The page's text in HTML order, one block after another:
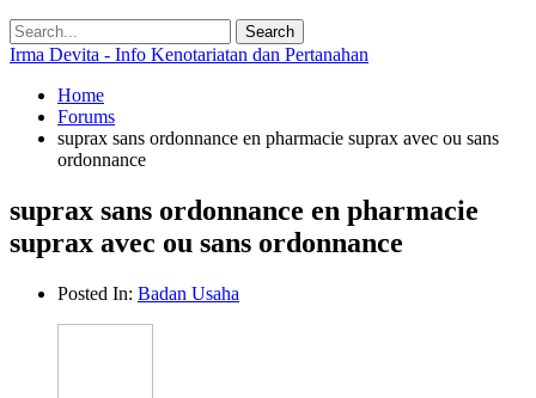
Irma Devita - Info Kenotariatan dan Pertanahan
Home
Forums
suprax sans ordonnance en pharmacie suprax avec ou sans
ordonnance
suprax sans ordonnance en pharmacie
suprax avec ou sans ordonnance
Posted In: Badan Usaha